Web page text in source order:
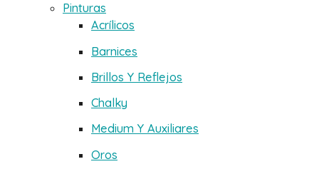
Pinturas
Acrílicos
Barnices
Brillos Y Reflejos
Chalky
Medium Y Auxiliares
Oros